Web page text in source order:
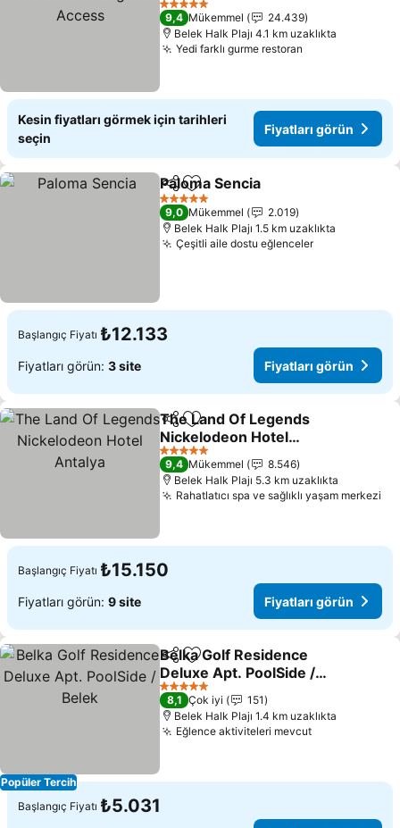
Access
Fiyatları görün
5 Yıldız
9,4 Mükemmel
24.439
Belek Halk Plajı 4.1 km uzaklıkta
Yedi farklı gurme restoran
Kesin fiyatları görmek için tarihleri
seçin
Fiyatları görün
PaylaşFavorilerime ekle
Paloma Sencia
5 Yıldız
9,0 Mükemmel
2.019
Belek Halk Plajı 1.5 km uzaklıkta
Çeşitli aile dostu eğlencelerFiyatları
Başlangıç Fiyatı ₺12.133
Fiyatları görün: 3 site Fiyatları görün
PaylaşFavorilerime ekle
The Land Of Legends
Nickelodeon Hotel
Antalya
Fiyatları görün
5 Yıldız
9,4 Mükemmel
8.546
Belek Halk Plajı 5.3 km uzaklıkta
Rahatlatıcı spa ve sağlıklı yaşam merkezi
Başlangıç Fiyatı ₺15.150
Fiyatları görün: 9 site Fiyatları görün
Popüler Tercih
PaylaşFavorilerime ekle
Belka Golf Residence
Deluxe Apt. PoolSide /
Belek
Fiyatları görün
5 Yıldız
8,1 Çok iyi
151
Belek Halk Plajı 1.4 km uzaklıkta
Eğlence aktiviteleri mevcutFiyatları
Başlangıç Fiyatı ₺5.031